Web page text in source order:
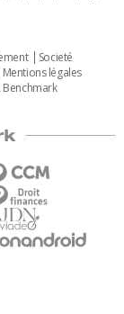
Societé
Mentions légales
Benchmark